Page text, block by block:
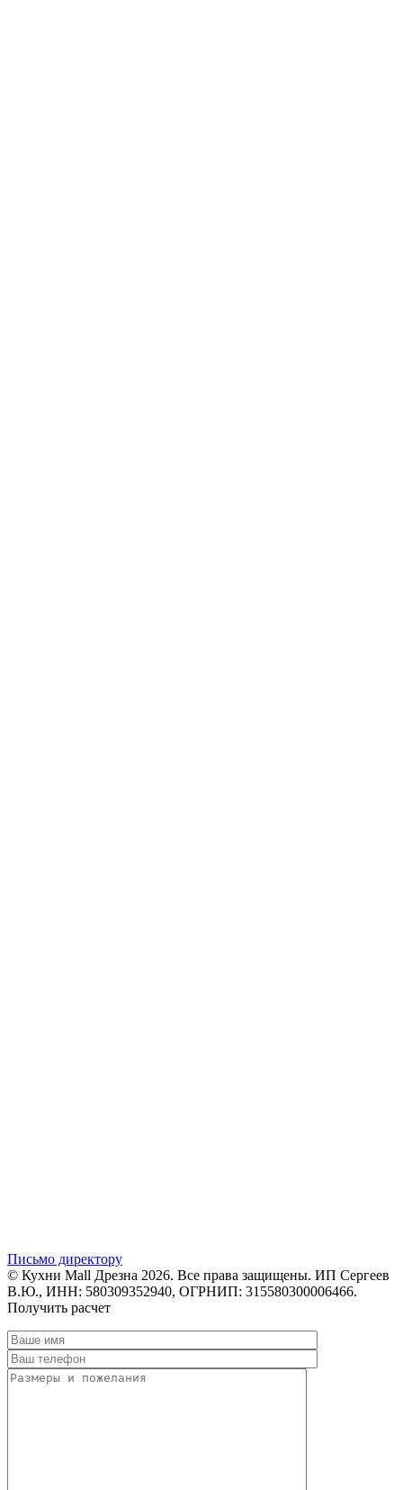
Письмо директору
© Кухни Mall Дрезна 2026. Все права защищены. ИП Сергеев
В.Ю., ИНН: 580309352940, ОГРНИП: 315580300006466.
Получить расчет